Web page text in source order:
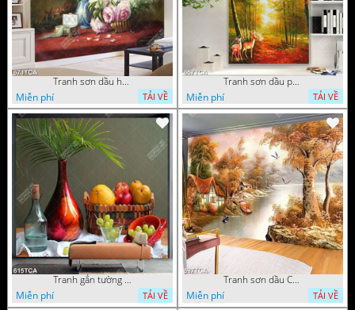
Tranh sơn dầu hoa quả tĩnh vật nghệ thuật gắn tường
Miễn phí
TẢI VỀ
Tranh sơn dầu phong cảnh mùa thu cây lá vàng và nai trang trí tường
Miễn phí
TẢI VỀ
Tranh gắn tường hoa quả nghệ thuật
Miễn phí
TẢI VỀ
Tranh sơn dầu Châu Âu phong cảnh ngôi làng bên dòng sông
Miễn phí
TẢI VỀ